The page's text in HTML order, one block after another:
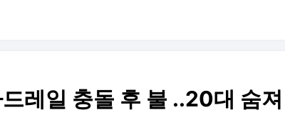
레일 충돌 후 불 ..20대 숨져